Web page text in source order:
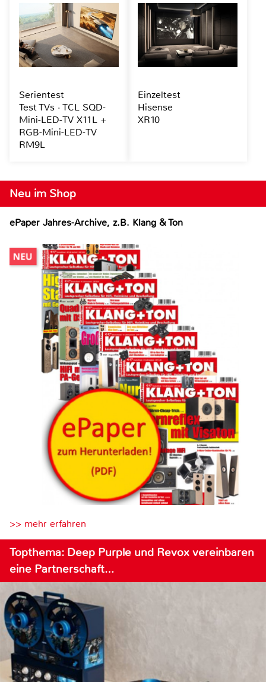
Neu im Shop
ePaper Jahres-Archive, z.B. Klang & Ton
>> mehr erfahren
Topthema: Deep Purple und Revox vereinbaren
eine Partnerschaft…
Serientest
Test TVs · TCL SQD-
Mini-LED-TV X11L +
RGB-Mini-LED-TV
RM9L
Einzeltest
Hisense
XR10